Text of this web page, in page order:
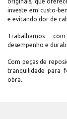
originais, que
investe em custo-
e evitando dor de
Trabalhamos
desempenho e
Com peças de
tranquilidade para
obra.